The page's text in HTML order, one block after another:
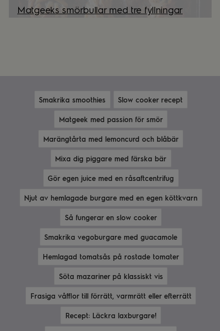
Matgeeks smörbullar med tre fyllningar
Smakrika smoothies Slow cooker recept
Matgeek med passion för smör
Marängtårta med lemoncurd och blåbär
Mixa dig piggare med färska bär
Gör egen juice med en råsaftcentrifug
Njut av hemlagade burgare med en egen köttkvarn
Så fungerar en slow cooker
Smakrika vegoburgare med guacamole
Hemlagad tomatsås på rostade tomater
Söta mazariner på klassiskt vis
Frasiga våfflor till förrätt, varmrätt eller efterrätt
Recept: Läckra laxburgare!